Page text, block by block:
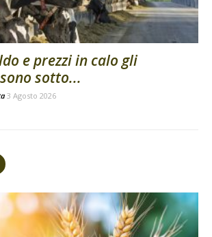
e prezzi in calo gli
sotto...
3 Agosto 2026